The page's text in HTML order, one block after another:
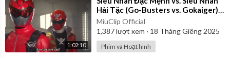
1:02:10
Hải Tặc (Go-Busters vs. Gokaiger) |
Vietsub
MiuClip Official
1,387lượt xem · 18 Tháng Giêng 2025
Phim và Hoạt hình